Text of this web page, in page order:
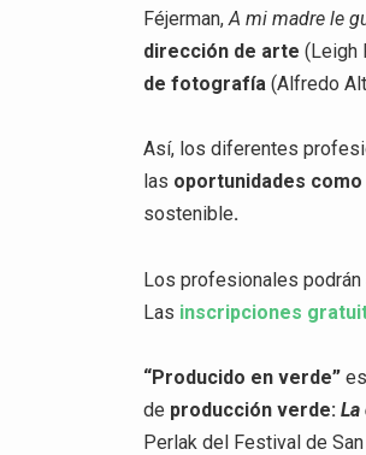
Féjerman,A mi madre le
dirección de arte(Leigh
de fotografía(Alfredo
Así, los diferentes
las oportunidades
sostenible.
Los profesionales
Las inscripciones
“Producido en verde”
de producción verde:La
Perlak del Festival de